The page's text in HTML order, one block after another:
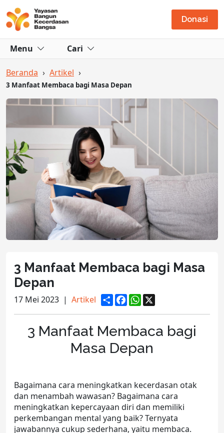
Donasi
Menu Cari
Beranda › Artikel ›
3 Manfaat Membaca bagi Masa Depan
3 Manfaat Membaca bagi Masa
Depan
17 Mei 2023 | Artikel S
h
a
e
F
a
c
b
o
o
k
W
h
a
s
A
p
p
3 Manfaat Membaca bagi
Masa Depan
Bagaimana cara meningkatkan kecerdasan otak
dan menambah wawasan? Bagaimana cara
meningkatkan kepercayaan diri dan memiliki
perkembangan mental yang baik? Ternyata
jawabannya cukup sederhana, yaitu membaca.